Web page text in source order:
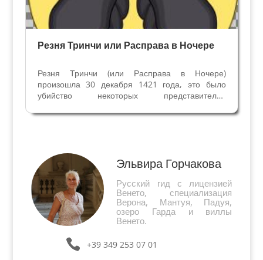
Резня Тринчи или Расправа в Ночере
Резня Тринчи (или Расправа в Ночере)
произошла 30 декабря 1421 года, это было
убийство некоторых представителей
(Фолиньо – город в провинции Перуджи, в
Эльвира Горчакова
Русский гид с лицензией
Венето, специализация
Верона, Мантуя, Падуя,
озеро Гарда и виллы
Венето.
+39 349 253 07 01